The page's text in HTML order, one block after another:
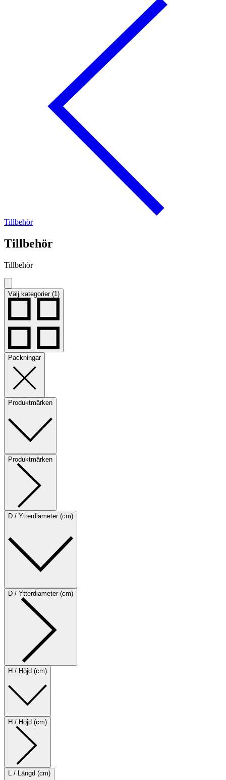
Tillbehör
Tillbehör
Tillbehör
Välj kategorier (1)
Packningar
Produktmärken
Produktmärken
D / Ytterdiameter (cm)
D / Ytterdiameter (cm)
H / Höjd (cm)
H / Höjd (cm)
L / Längd (cm)